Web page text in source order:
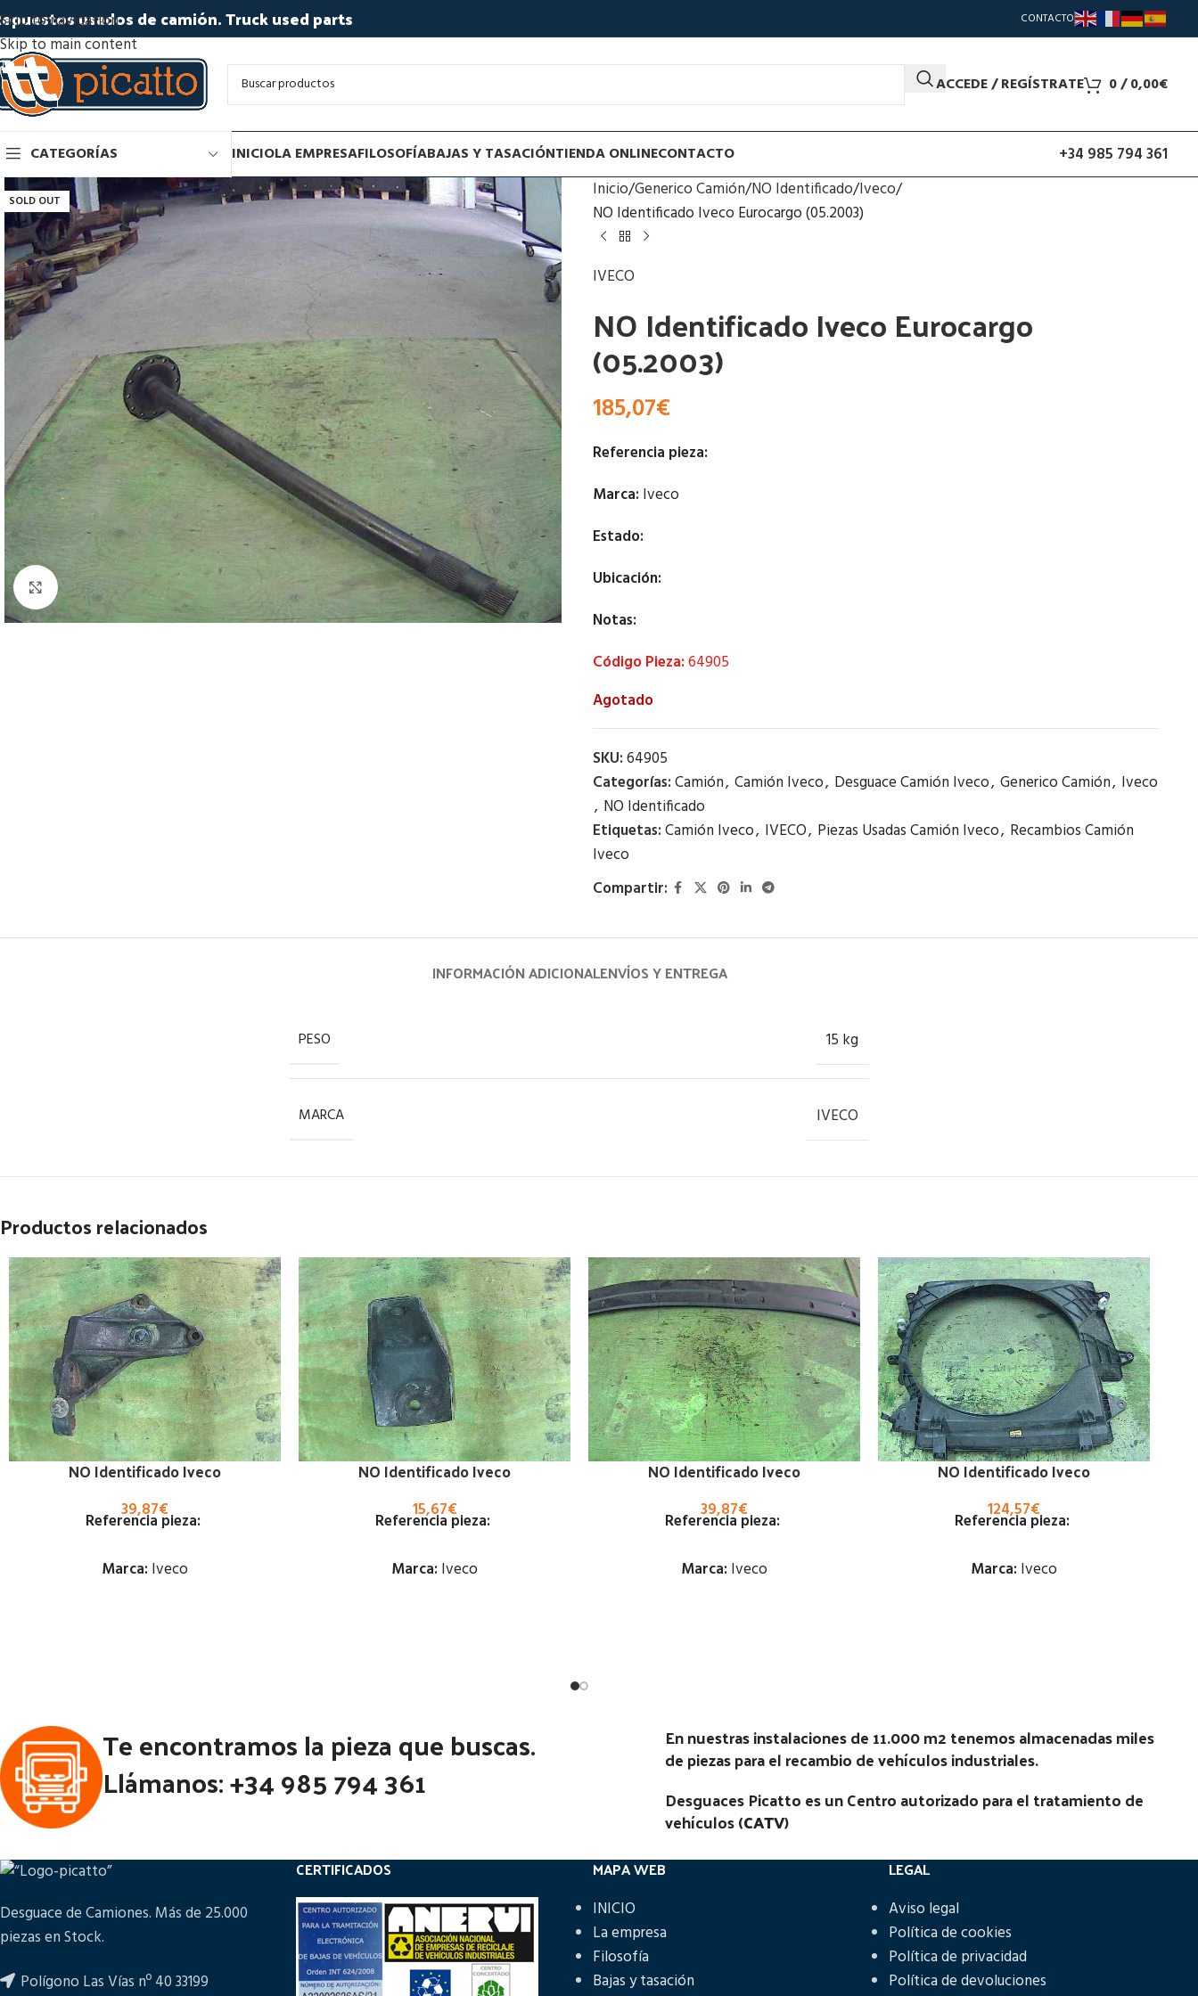
Skip to navigation
Skip to main content
usados de camión. Truck used parts CONTACTO
ACCEDE / REGÍSTRATE 0/0,00€
CATEGORÍAS INICIOLA EMPRESAFILOSOFÍABAJAS Y TASACIÓNTIENDA ONLINECONTACTO +34 985 794 361
SOLD OUT
Click to enlarge
Inicio Generico Camión NO Identificado Iveco
NO Identificado Iveco Eurocargo (05.2003)
IVECO
NO Identificado Iveco Eurocargo
(05.2003)
185,07€
Referencia pieza:
Marca: Iveco
Estado:
Ubicación:
Notas:
Código Pieza:64905
Agotado
SKU:64905
Categorías:Camión, Camión Iveco, Desguace Camión Iveco, Generico Camión, Iveco
, NO Identificado
Etiquetas:Camión Iveco, IVECO, Piezas Usadas Camión Iveco, Recambios Camión
Iveco
Compartir:
INFORMACIÓN ADICIONALENVÍOS Y ENTREGA
PESO 15 kg
MARCA IVECO
Productos relacionados
NO Identificado Iveco
39,87€
Referencia pieza:
Marca: Iveco
Código Pieza:
NO Identificado Iveco
15,67€
Referencia pieza:
Marca: Iveco
Código Pieza:
NO Identificado Iveco
39,87€
Referencia pieza:
Marca: Iveco
Código Pieza:51369
NO Identificado Iveco
124,57€
Referencia pieza:
Marca: Iveco
Código Pieza:
Te encontramos la pieza que buscas.
Llámanos: +34 985 794 361
En nuestras instalaciones de 11.000 m2 tenemos almacenadas miles
de piezas para el recambio de vehículos industriales.
Desguaces Picatto es un Centro autorizado para el tratamiento de
vehículos (CATV)
Desguace de Camiones. Más de 25.000
piezas en Stock.
Polígono Las Vías nº 40 33199
CERTIFICADOS MAPA WEB
INICIO
La empresa
Filosofía
Bajas y tasación
LEGAL
Aviso legal
Política de cookies
Política de privacidad
Política de devoluciones